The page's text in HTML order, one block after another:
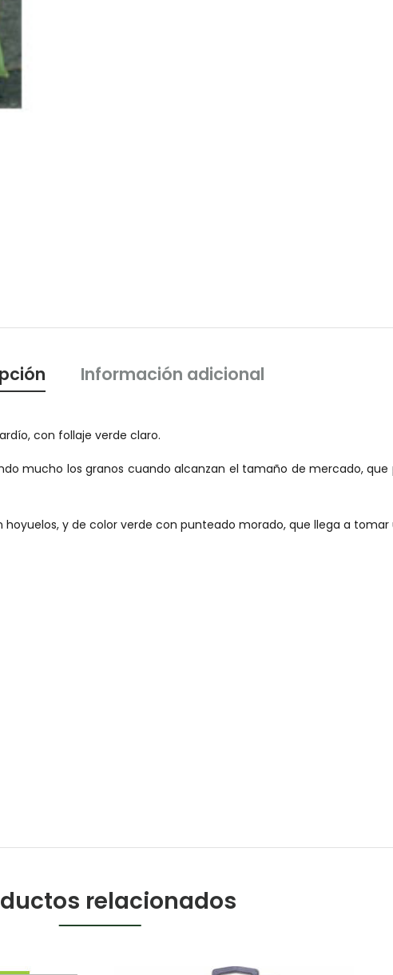
Información adicional
con follaje verde claro.
mucho los granos cuando alcanzan el tamaño de mercado, que
y de color verde con punteado morado, que llega a
relacionados